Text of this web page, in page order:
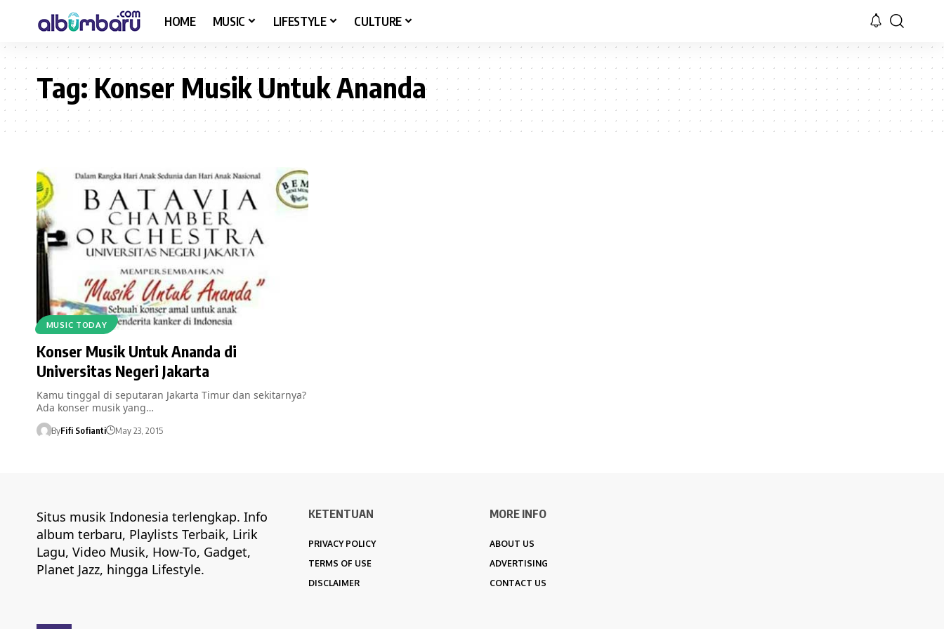
HOME MUSIC LIFESTYLE CULTURE
Tag:Konser Musik Untuk Ananda
MUSIC TODAY
Konser Musik Untuk Ananda di
Universitas Negeri Jakarta
Kamu tinggal di seputaran Jakarta Timur dan sekitarnya?
Ada konser musik yang…
ByFifi Sofianti May 23, 2015
Situs musik Indonesia terlengkap. Info
album terbaru, Playlists Terbaik, Lirik
Lagu, Video Musik, How-To, Gadget,
Planet Jazz, hingga Lifestyle.
KETENTUAN
PRIVACY POLICY
TERMS OF USE
DISCLAIMER
MORE INFO
ABOUT US
ADVERTISING
CONTACT US